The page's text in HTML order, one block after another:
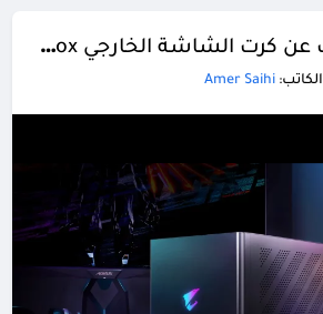
جيجابايت تكشف عن كرت الشاشة الخارجي Aorus RTX 4090 Gaming Box مع نظام تبريد سائل مدمج
الكاتب: Amer Saihi